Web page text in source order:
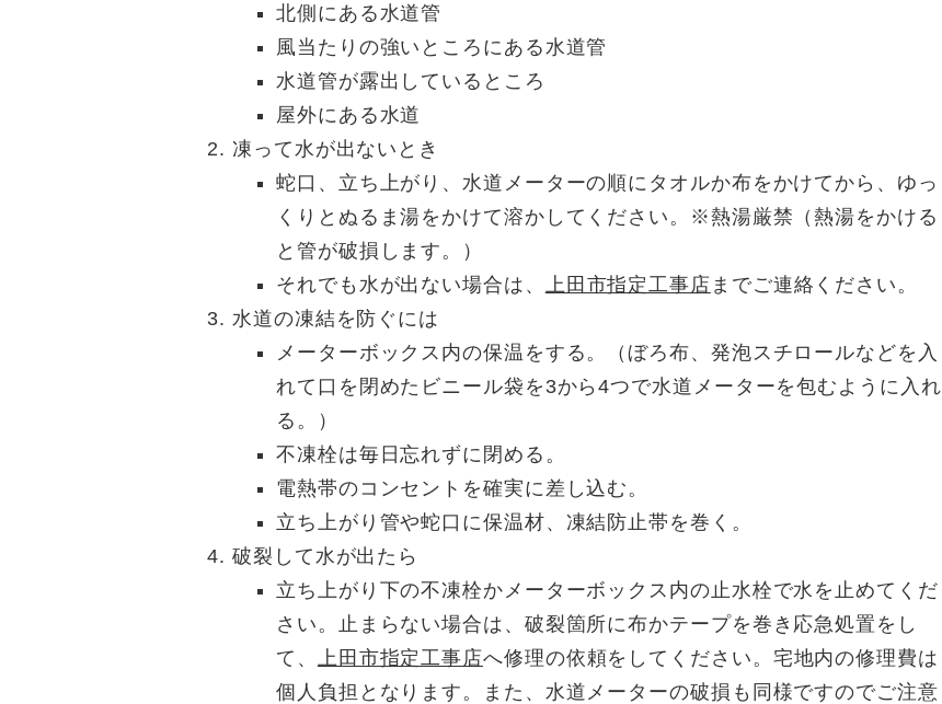
北側にある水道管
風当たりの強いところにある水道管
水道管が露出しているところ
屋外にある水道
凍って水が出ないとき
蛇口、立ち上がり、水道メーターの順にタオルか布をかけてから、ゆっ
くりとぬるま湯をかけて溶かしてください。※熱湯厳禁（熱湯をかける
と管が破損します。）
それでも水が出ない場合は、
上田市指定工事店 までご連絡ください。
水道の凍結を防ぐには
メーターボックス内の保温をする。（ぼろ布、発泡スチロールなどを入
れて口を閉めたビニール袋を3から4つで水道メーターを包むように入れ
る。）
不凍栓は毎日忘れずに閉める。
電熱帯のコンセントを確実に差し込む。
立ち上がり管や蛇口に保温材、凍結防止帯を巻く。
破裂して水が出たら
立ち上がり下の不凍栓かメーターボックス内の止水栓で水を止めてくだ
さい。止まらない場合は、破裂箇所に布かテープを巻き応急処置をし
て、
上田市指定工事店へ修理の依頼をしてください。宅地内の修理費は
個人負担となります。また、水道メーターの破損も同様ですのでご注意